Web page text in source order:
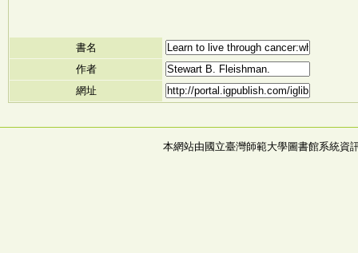
書名
作者
網址
本網站由國立臺灣師範大學圖書館系統資